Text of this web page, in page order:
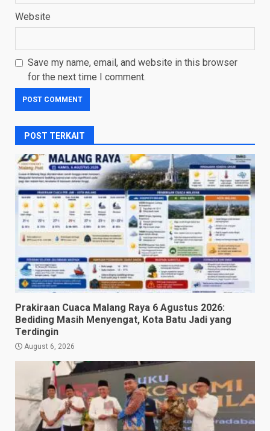
Website
Save my name, email, and website in this browser
for the next time I comment.
POST TERKAIT
Prakiraan Cuaca Malang Raya 6 Agustus 2026:
Bediding Masih Menyengat, Kota Batu Jadi yang
Terdingin
August 6, 2026